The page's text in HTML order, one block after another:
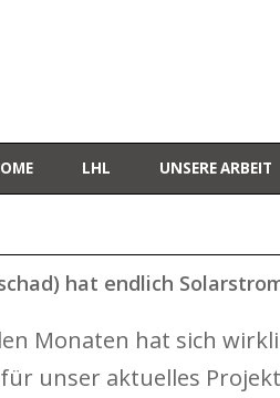
LHL UNSERE ARBEIT
hat endlich
Monaten hat sich
unser aktuelles